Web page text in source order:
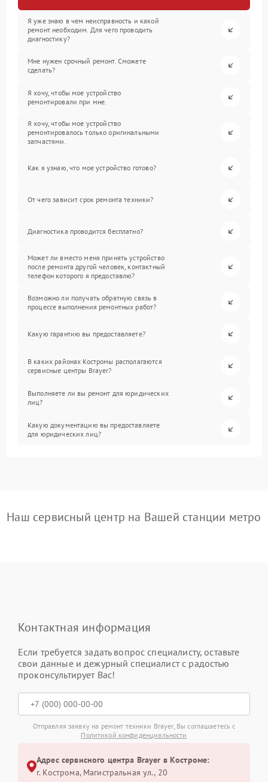
Я уже знаю в чем неисправность и какой
ремонт необходим. Для чего проводить
диагностику?
Мне нужен срочный ремонт. Сможете
сделать?
Я хочу, чтобы мое устройство
ремонтировали при мне.
Я хочу, чтобы мое устройство
ремонтировалось только оригинальными
запчастями.
Как я узнаю, что мое устройство готово?
От чего зависит срок ремонта техники?
Диагностика проводится бесплатно?
Может ли вместо меня принять устройство
после ремонта другой человек, контактный
телефон которого я предоставлю?
Возможно ли получать обратную связь в
процессе выполнения ремонтных работ?
Какую гарантию вы предоставляете?
В каких районах Костромы располагаются
сервисные центры Brayer?
Выполняете ли вы ремонт для юридических
лиц?
Какую документацию вы предоставляете
для юридических лиц?
Наш сервисный центр на Вашей станции метро
Контактная информация
Если требуется задать вопрос специалисту, оставьте
свои данные и дежурный специалист с радостью
проконсультирует Вас!
Отправляя заявку на ремонт техники Brayer, Вы соглашаетесь с
Политикой конфиденциальности
Адрес сервисного центра Brayer в Костроме:
г. Кострома, Магистральная ул., 20